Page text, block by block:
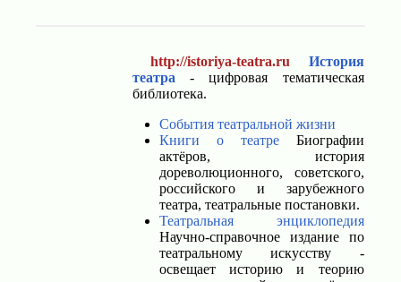
http://istoriya-teatra.ru
История
театра - цифровая тематическая
библиотека.
События театральной жизни
Книги о театреБиографии
актёров, история
дореволюционного, советского,
российского и зарубежного
театра, театральные постановки.
Театральная энциклопедия
Научно-справочное издание по
театральному искусству -
освещает историю и теорию